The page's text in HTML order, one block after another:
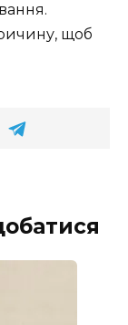
щоб